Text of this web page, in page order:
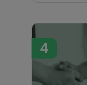
4